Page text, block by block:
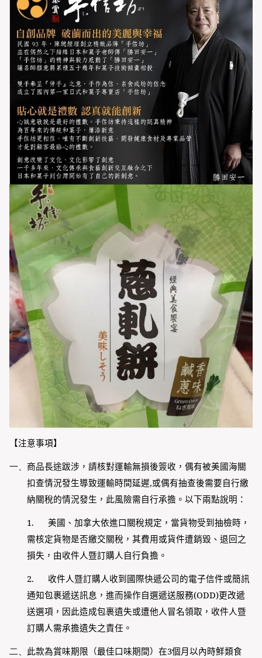
【注意事項】
一、 商品長途跋涉，請核對運輸無損後簽收，偶有被美國海關
扣查情況發生導致運輸時間延遲,或偶有抽查後需要自行繳
納關稅的情況發生，此風險需自行承擔。以下兩點說明：
1.
美國、加拿大依進口關稅規定，當貨物受到抽檢時，
需核定貨物是否繳交關稅，其費用或貨件遭銷毀、退回之
損失，由收件人暨訂購人自行負擔。
2.
收件人暨訂購人收到國際快遞公司的電子信件或簡訊
通知包裹遞送訊息，進而操作自選遞送服務(ODD)更改遞
送選項，因此造成包裹遺失或遭他人冒名領取，收件人暨
訂購人需承擔遺失之責任。
二、 此款為賞味期限（最佳口味期間）在3個月以內時鮮類食